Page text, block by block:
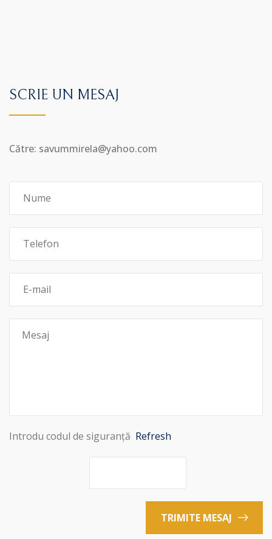
SCRIE UN MESAJ
Către: savummirela@yahoo.com
Introdu codul de siguranță Refresh
TRIMITE MESAJ